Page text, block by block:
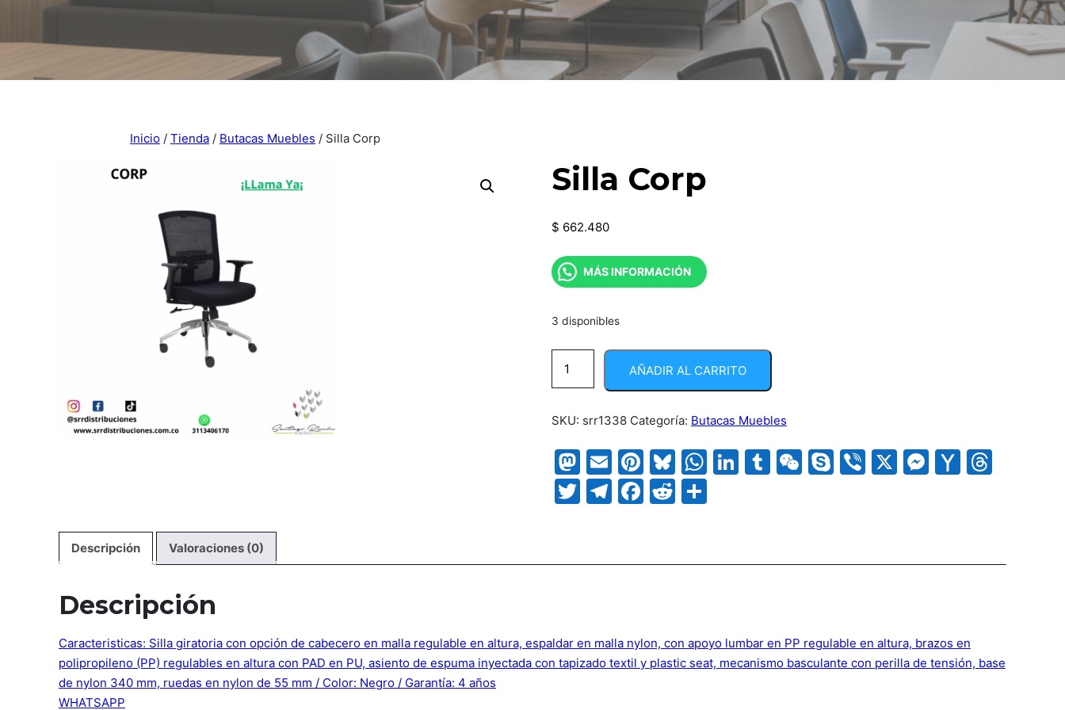
Inicio/ Tienda/ Butacas Muebles / Silla Corp
Silla Corp
$ 662.480
MÁS INFORMACIÓN
3 disponibles
Corp
AÑADIR AL CARRITO
SKU: srr1338 Categoría: Butacas Muebles
Mastodon
EmailPinterest
Bluesky
WhatsApp
LinkedIn
Tumblr
WeChat
Skype
Viber
X Messenger
Yahoo
Twitter
Telegram
Facebook
RedditCompartir
Descripción Valoraciones (0)
Descripción
Caracteristicas: Silla giratoria con opción de cabecero en malla regulable en altura, espaldar en malla nylon, con apoyo lumbar en PP regulable en altura, brazos en
polipropileno (PP) regulables en altura con PAD en PU, asiento de espuma inyectada con tapizado textil y plastic seat, mecanismo basculante con perilla de tensión, base
de nylon 340 mm, ruedas en nylon de 55 mm / Color: Negro / Garantía: 4 años
WHATSAPP